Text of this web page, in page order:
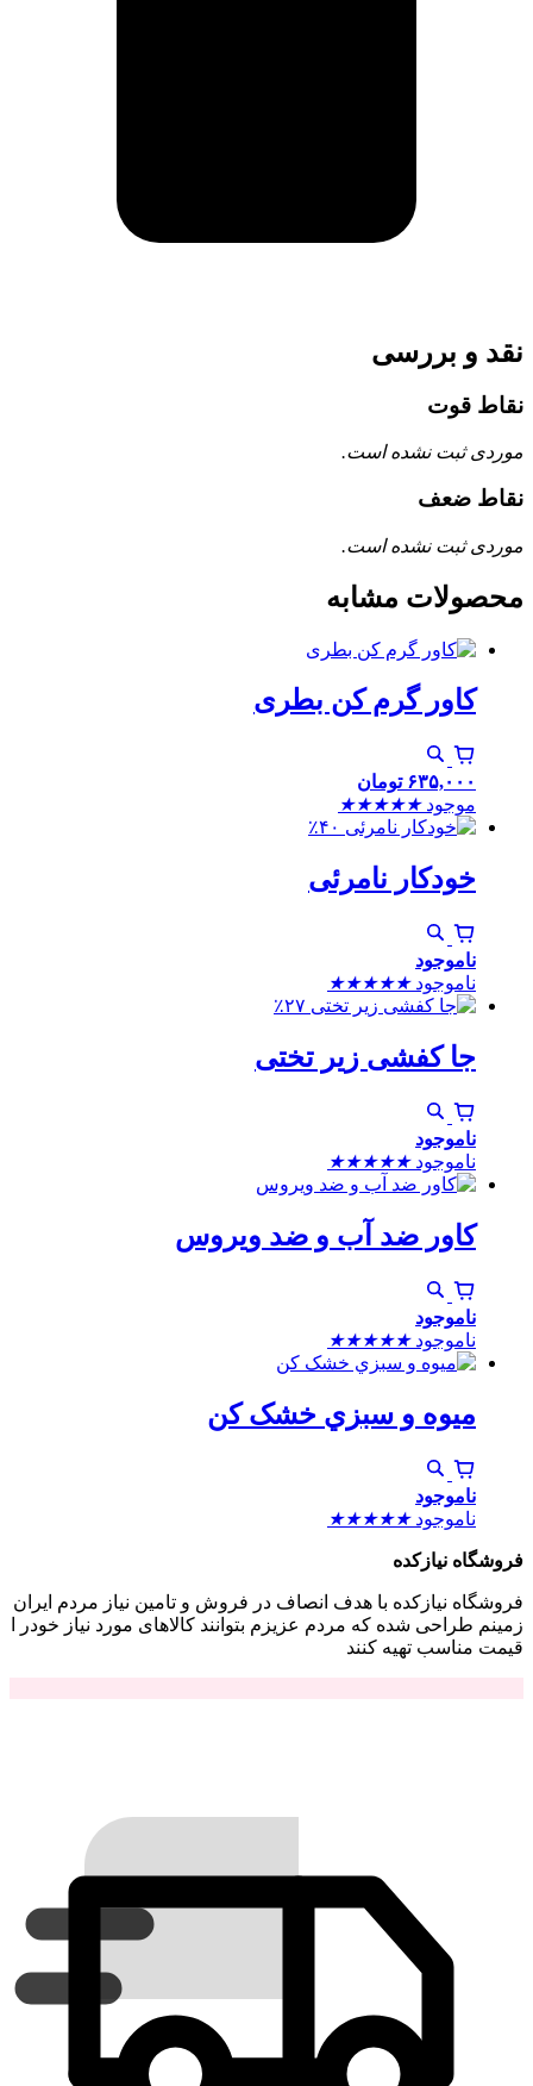
نقد و بررسی
نقاط قوت
موردی ثبت نشده است.
نقاط ضعف
موردی ثبت نشده است.
محصولات مشابه
کاور گرم کن بطری
۶۳۵,۰۰۰ تومان
موجود ★
★
★
★
★
٪۴۰
خودکار نامرئی
ناموجود
ناموجود ★
★
★
★
★
٪۲۷
جا کفشی زیر تختی
ناموجود
ناموجود ★
★
★
★
★
کاور ضد آب و ضد ویروس
ناموجود
ناموجود ★
★
★
★
★
ميوه و سبزي خشک کن
ناموجود
ناموجود ★
★
★
★
★
فروشگاه نیازکده
فروشگاه نیازکده با هدف انصاف در فروش و تامین نیاز مردم ایران
زمینم طراحی شده که مردم عزیزم بتوانند کالاهای مورد نیاز خودر ا
قیمت مناسب تهیه کنند